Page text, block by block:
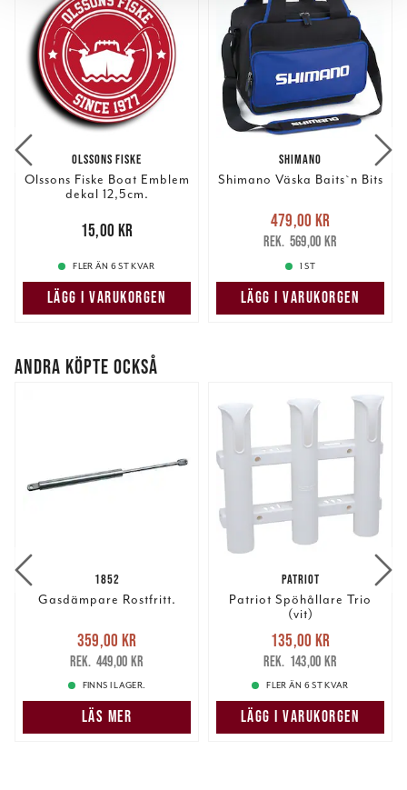
för sociala medier och analysera vår trafik. Vi
vidarebefordrar även sådana identifierare och annan
information från din enhet till de sociala medier och
annons- och analysföretag som vi samarbetar med.
Dessa kan i sin tur kombinera informationen med annan
information som du har tillhandahållit eller som de har
samlat in när du har använt deras tjänster.
OLSSONS FISKE
Olssons Fiske Boat Emblem
dekal 12,5cm.
15,00 kr
15,00 kr
FLER ÄN 6 ST KVAR
LÄGG I VARUKORGEN
SHIMANO
Shimano Väska Baits`n Bits
Nuvarande pris
479,00 krTidigare pris
569,00 kr
479,00 kr
569,00 kr
1 ST
LÄGG I VARUKORGEN
ANDRA KÖPTE OCKSÅ
1852
Gasdämpare Rostfritt.
Nuvarande pris
359,00 krTidigare pris
449,00 kr
359,00 kr
449,00 kr
FINNS I LAGER.
LÄS MER
PATRIOT
Patriot Spöhållare Trio
(vit)
Nuvarande pris
135,00 krTidigare pris
143,00 kr
135,00 kr
143,00 kr
FLER ÄN 6 ST KVAR
LÄGG I VARUKORGEN